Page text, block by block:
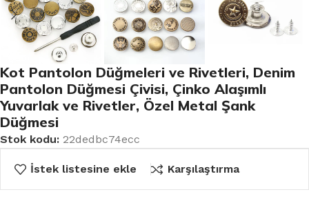
Kot Pantolon Düğmeleri ve Rivetleri, Denim
Pantolon Düğmesi Çivisi, Çinko Alaşımlı
Yuvarlak ve Rivetler, Özel Metal Şank
Düğmesi
Stok kodu: 22dedbc74ecc
İstek listesine ekle Karşılaştırma